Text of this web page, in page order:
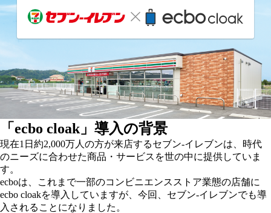
「ecbo cloak」導入の背景
現在1日約2,000万人の方が来店するセブン-イレブンは、時代
のニーズに合わせた商品・サービスを世の中に提供していま
す。
ecboは、これまで一部のコンビニエンスストア業態の店舗に
ecbo cloakを導入していますが、今回、セブン‐イレブンでも導
入されることになりました。